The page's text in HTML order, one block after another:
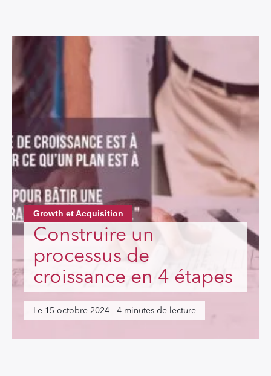
Growth et Acquisition
Construire un
processus de
croissance en 4 étapes
Le 15 octobre 2024 - 4 minutes de lecture